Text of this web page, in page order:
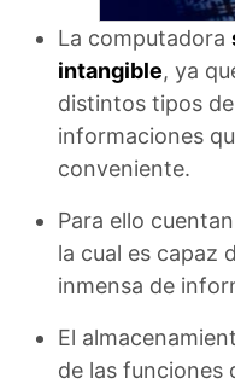
La computadora
intangible, ya
distintos tipos
informaciones
conveniente.
Para ello
la cual es capaz
inmensa de
El
de las funciones